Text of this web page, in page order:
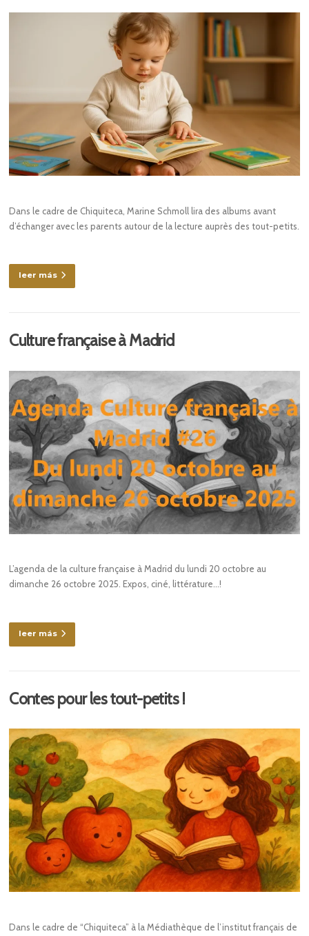
Dans le cadre de Chiquiteca, Marine Schmoll lira des albums avant
d’échanger avec les parents autour de la lecture auprès des tout-petits.
leer más
Culture française à Madrid
L’agenda de la culture française à Madrid du lundi 20 octobre au
dimanche 26 octobre 2025. Expos, ciné, littérature…!
leer más
Contes pour les tout-petits !
Dans le cadre de “Chiquiteca” à la Médiathèque de l’institut français de